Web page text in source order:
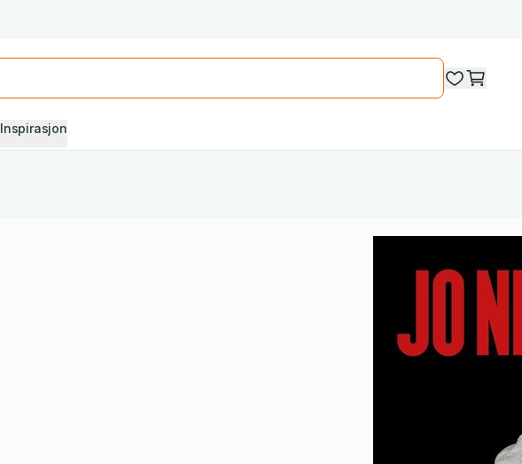
Inspirasjon